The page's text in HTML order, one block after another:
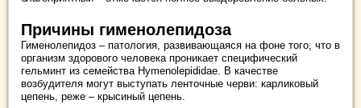
Причины гименолепидоза
Гименолепидоз – патология, развивающаяся на фоне того, что в
организм здорового человека проникает специфический
гельминт из семейства Hymenolepididae. В качестве
возбудителя могут выступать ленточные черви: карликовый
цепень, реже – крысиный цепень.